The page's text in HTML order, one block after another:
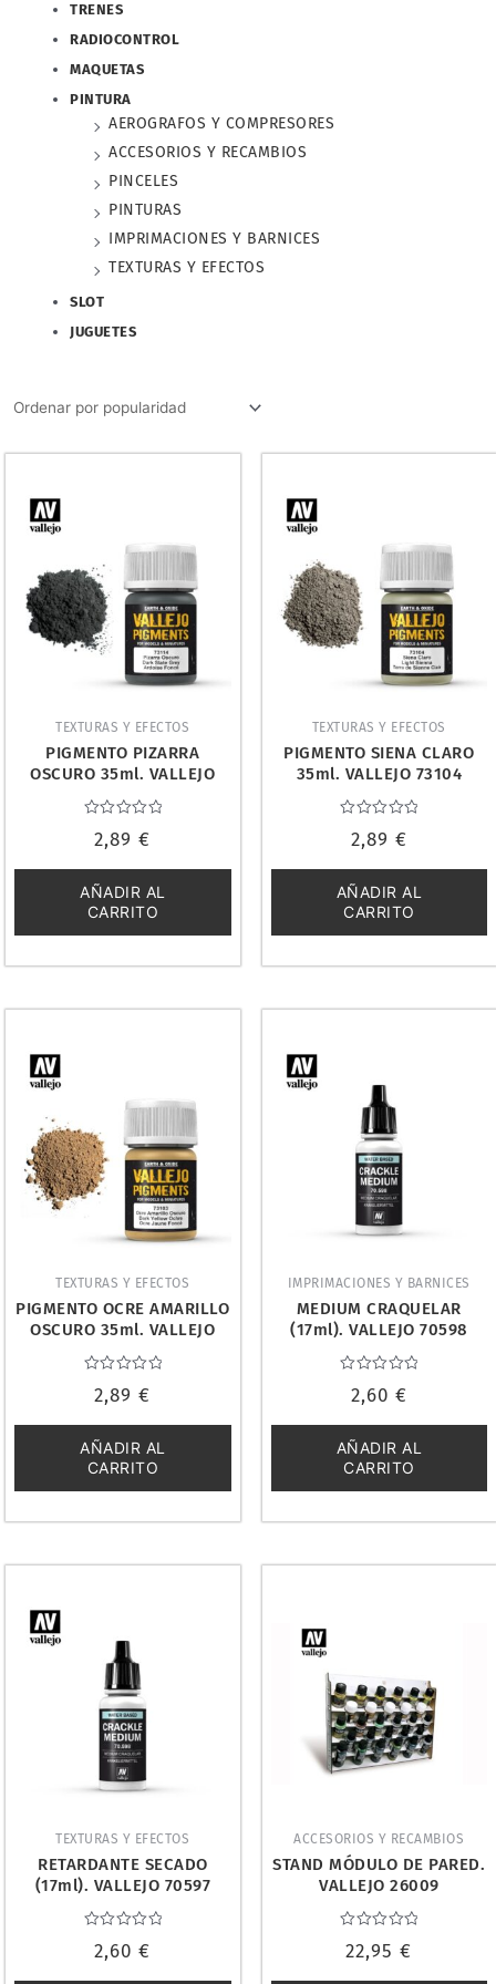
TRENES
RADIOCONTROL
MAQUETAS
PINTURA
AEROGRAFOS Y COMPRESORES
ACCESORIOS Y RECAMBIOS
PINCELES
PINTURAS
IMPRIMACIONES Y BARNICES
TEXTURAS Y EFECTOS
SLOT
JUGUETES
TEXTURAS Y EFECTOS
PIGMENTO PIZARRA
OSCURO 35ml. VALLEJO
73114
con
de
5
2,89€
AÑADIR AL
CARRITO
TEXTURAS Y EFECTOS
PIGMENTO SIENA CLARO
35ml. VALLEJO 73104
con
de
5
2,89 €
AÑADIR AL
CARRITO
TEXTURAS Y EFECTOS
PIGMENTO OCRE AMARILLO
OSCURO 35ml. VALLEJO
73103
con
de
5
2,89€
AÑADIR AL
CARRITO
IMPRIMACIONES Y BARNICES
MEDIUM CRAQUELAR
(17ml). VALLEJO 70598
con
de
5
2,60 €
AÑADIR AL
CARRITO
TEXTURAS Y EFECTOS
RETARDANTE SECADO
(17ml). VALLEJO 70597
con
2,60€
ACCESORIOS Y RECAMBIOS
STAND MÓDULO DE PARED.
VALLEJO 26009
con
22,95€